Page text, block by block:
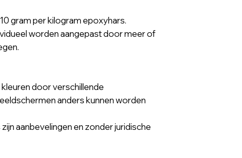
gram per kilogram epoxyhars.
worden aangepast door meer of
door verschillende
anders kunnen worden
aanbevelingen en zonder juridische